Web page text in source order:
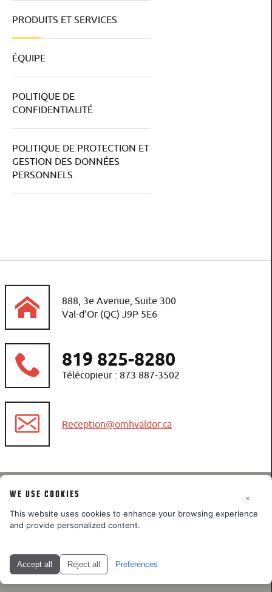
×
WE USE COOKIES
This website uses cookies to enhance your browsing experience
and provide personalized content.
Accept all Reject all Preferences
PRODUITS ET SERVICES
ÉQUIPE
POLITIQUE DE
CONFIDENTIALITÉ
POLITIQUE DE PROTECTION ET
GESTION DES DONNÉES
PERSONNELS
888, 3e Avenue, Suite 300
Val-d’Or (QC) J9P 5E6
819 825-8280
Télécopieur : 873 887-3502
Back to desktop version
Réalisation / hébergement